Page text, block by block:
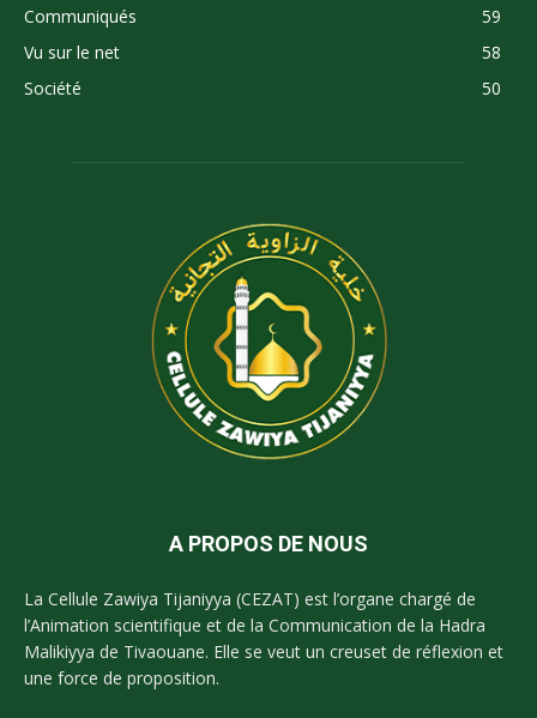
Communiqués
59
Vu sur le net
58
Société
50
A PROPOS DE NOUS
La Cellule Zawiya Tijaniyya (CEZAT) est l’organe chargé de
l’Animation scientifique et de la Communication de la Hadra
Malikiyya de Tivaouane. Elle se veut un creuset de réflexion et
une force de proposition.